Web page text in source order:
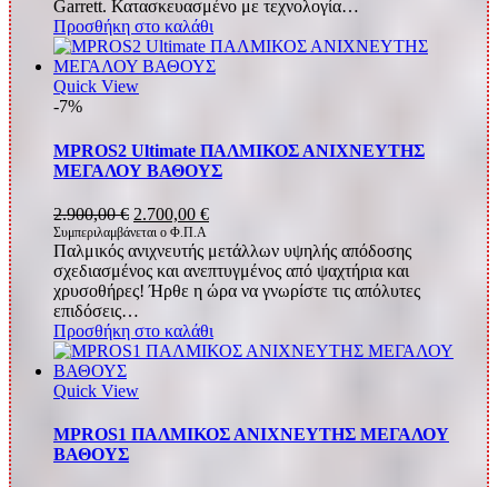
165,00 €.
Garrett. Κατασκευασμένο με τεχνολογία…
Προσθήκη στο καλάθι
Quick View
-7%
MPROS2 Ultimate ΠΑΛΜΙΚΟΣ ΑΝΙΧΝΕΥΤΗΣ
ΜΕΓΑΛΟΥ ΒΑΘΟΥΣ
2.900,00€ Original
price
was:
2.900,00 €.
2.700,00 €Η
τιμή
είναι:
2.700,00 €.
Συμπεριλαμβάνεται ο Φ.Π.Α
Παλμικός ανιχνευτής μετάλλων υψηλής απόδοσης
σχεδιασμένος και ανεπτυγμένος από ψαχτήρια και
χρυσοθήρες! Ήρθε η ώρα να γνωρίστε τις απόλυτες
επιδόσεις…
Προσθήκη στο καλάθι
Quick View
MPROS1 ΠΑΛΜΙΚΟΣ ΑΝΙΧΝΕΥΤΗΣ ΜΕΓΑΛΟΥ
ΒΑΘΟΥΣ